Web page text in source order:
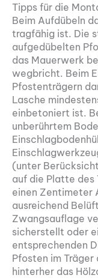
Tipps für die
Beim Aufdübeln
tragfähig ist. Die
aufgedübelten
das Mauerwerk
wegbricht. Beim
Pfostenträgern
Lasche
einbetoniert ist.
unberührtem
(unter
auf die Platte des
einen Zentimeter
ausreichend
Zwangsauflage
sicherstellt oder
entsprechenden
Pfosten im
hinterher das